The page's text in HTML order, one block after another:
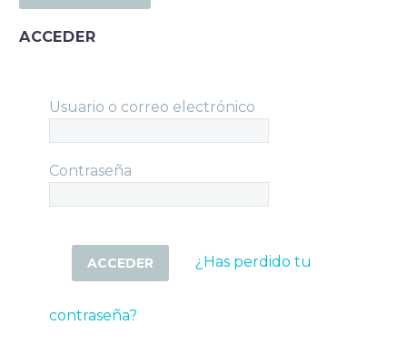
ACCEDER
Usuario o correo electrónico
Contraseña
¿Has perdido tu
contraseña?